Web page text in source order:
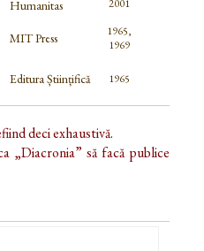
Humanitas
2001
MIT Press
1965,
1969
Editura Științifică 1965
deci exhaustivă.
„Diacronia” să facă publice